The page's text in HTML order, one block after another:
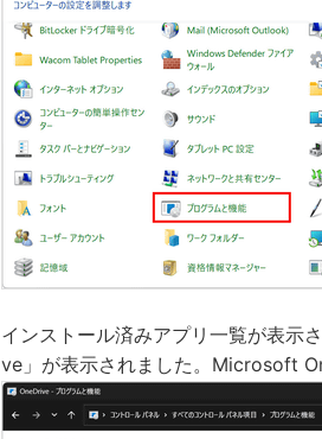
インストール済みアプリ一覧が表示
ve」が表示されました。Microsoft